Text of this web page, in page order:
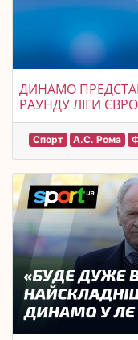
ДИНАМО
РАУНДУ ЛІГИ
Спорт А.С. Рома